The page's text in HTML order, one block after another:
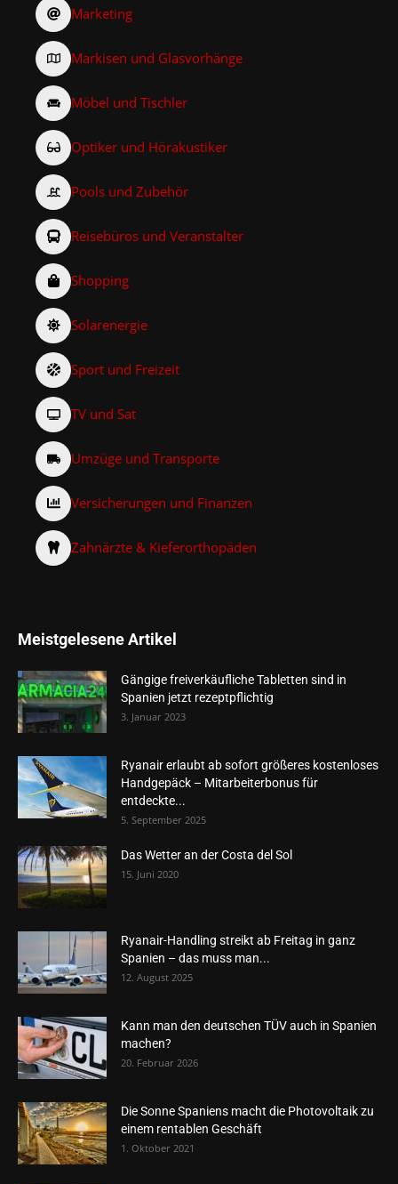
Marketing
Markisen und Glasvorhänge
Möbel und Tischler
Optiker und Hörakustiker
Pools und Zubehör
Reisebüros und Veranstalter
Shopping
Solarenergie
Sport und Freizeit
TV und Sat
Umzüge und Transporte
Versicherungen und Finanzen
Zahnärzte & Kieferorthopäden
Meistgelesene Artikel
Gängige freiverkäufliche Tabletten sind in
Spanien jetzt rezeptpflichtig
3. Januar 2023
Ryanair erlaubt ab sofort größeres kostenloses
Handgepäck – Mitarbeiterbonus für
entdeckte...
5. September 2025
Das Wetter an der Costa del Sol
15. Juni 2020
Ryanair-Handling streikt ab Freitag in ganz
Spanien – das muss man...
12. August 2025
Kann man den deutschen TÜV auch in Spanien
machen?
20. Februar 2026
Die Sonne Spaniens macht die Photovoltaik zu
einem rentablen Geschäft
1. Oktober 2021